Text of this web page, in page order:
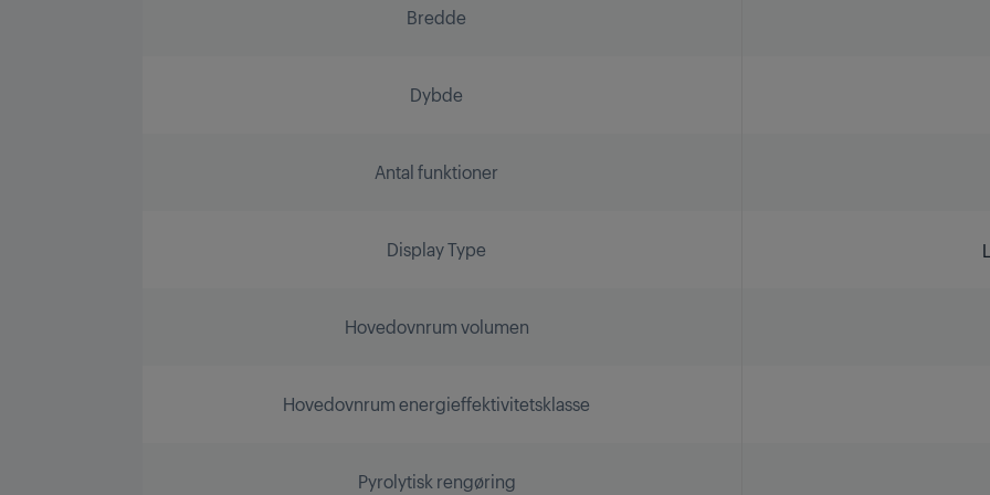
Bredde
Dybde
Antal funktioner
Display Type
Hovedovnrum volumen
Hovedovnrum energieffektivitetsklasse
Pyrolytisk rengøring